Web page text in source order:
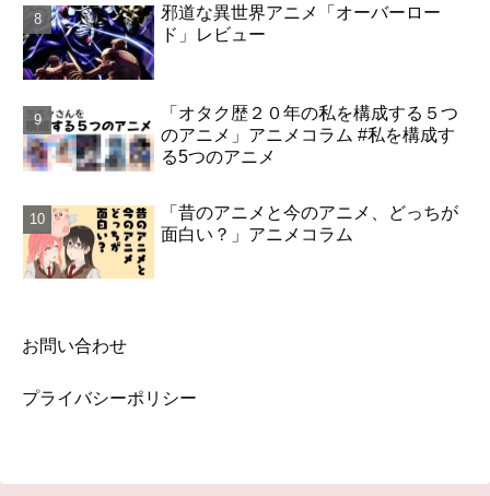
邪道な異世界アニメ「オーバーロー
ド」レビュー
「オタク歴２０年の私を構成する５つ
のアニメ」アニメコラム #私を構成す
る5つのアニメ
「昔のアニメと今のアニメ、どっちが
面白い？」アニメコラム
お問い合わせ
プライバシーポリシー